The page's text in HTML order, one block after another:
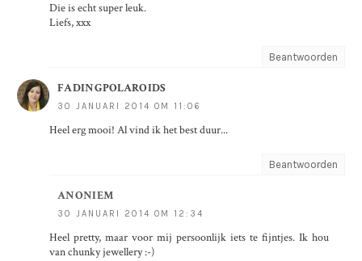
Die is echt super leuk.
Liefs, xxx
Beantwoorden
FADINGPOLAROIDS
30 JANUARI 2014 OM 11:06
Heel erg mooi! Al vind ik het best duur...
Beantwoorden
ANONIEM
30 JANUARI 2014 OM 12:34
Heel pretty, maar voor mij persoonlijk iets te fijntjes. Ik hou
van chunky jewellery :-)